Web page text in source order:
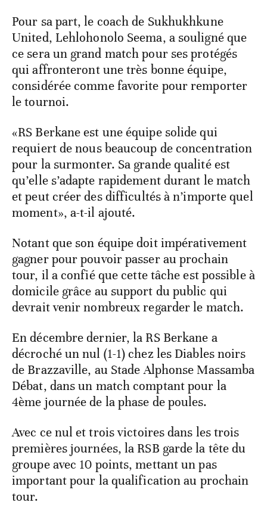
Pour sa part, le coach de Sukhukhkune
United, Lehlohonolo Seema, a souligné que
ce sera un grand match pour ses protégés
qui affronteront une très bonne équipe,
considérée comme favorite pour remporter
le tournoi.
«RS Berkane est une équipe solide qui
requiert de nous beaucoup de concentration
pour la surmonter. Sa grande qualité est
qu’elle s’adapte rapidement durant le match
et peut créer des difficultés à n’importe quel
moment», a-t-il ajouté.
Notant que son équipe doit impérativement
gagner pour pouvoir passer au prochain
tour, il a confié que cette tâche est possible à
domicile grâce au support du public qui
devrait venir nombreux regarder le match.
En décembre dernier, la RS Berkane a
décroché un nul (1-1) chez les Diables noirs
de Brazzaville, au Stade Alphonse Massamba
Débat, dans un match comptant pour la
4ème journée de la phase de poules.
Avec ce nul et trois victoires dans les trois
premières journées, la RSB garde la tête du
groupe avec 10 points, mettant un pas
important pour la qualification au prochain
tour.